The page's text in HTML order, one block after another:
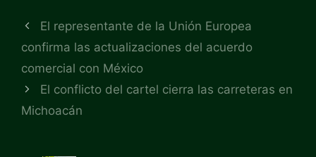
El representante de la Unión Europea
confirma las actualizaciones del acuerdo
comercial con México
El conflicto del cartel cierra las carreteras en
Michoacán